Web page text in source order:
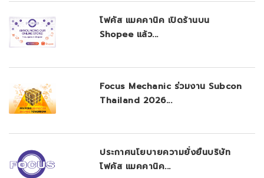
โฟคัส แมคคานิค เปิดร้านบน
Shopee แล้ว...
Focus Mechanic ร่วมงาน Subcon
Thailand 2026...
ประกาศนโยบายความยั่งยืนบริษัท
โฟคัส แมคคานิค...